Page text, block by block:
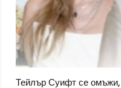
Тейлър Суифт се